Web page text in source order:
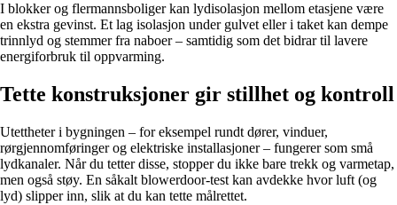
I blokker og flermannsboliger kan lydisolasjon mellom etasjene være
en ekstra gevinst. Et lag isolasjon under gulvet eller i taket kan dempe
trinnlyd og stemmer fra naboer – samtidig som det bidrar til lavere
energiforbruk til oppvarming.
Tette konstruksjoner gir stillhet og kontroll
Utettheter i bygningen – for eksempel rundt dører, vinduer,
rørgjennomføringer og elektriske installasjoner – fungerer som små
lydkanaler. Når du tetter disse, stopper du ikke bare trekk og varmetap,
men også støy. En såkalt blowerdoor-test kan avdekke hvor luft (og
lyd) slipper inn, slik at du kan tette målrettet.